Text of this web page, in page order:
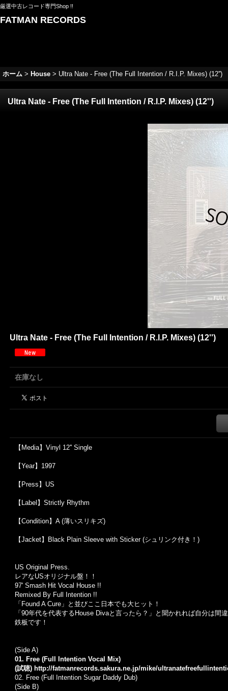
厳選中古レコード専門Shop !!
FATMAN RECORDS
ホーム > House > Ultra Nate - Free (The Full Intention / R.I.P. Mixes) (12'')
Ultra Nate - Free (The Full Intention / R.I.P. Mixes) (12'')
Ultra Nate - Free (The Full Intention / R.I.P. Mixes) (12'')
在庫なし
【Media】Vinyl 12'' Single
【Year】1997
【Press】US
【Label】Strictly Rhythm
【Condition】A (薄いスリキズ)
【Jacket】Black Plain Sleeve with Sticker (シュリンク付き！)
US Original Press.
レアなUSオリジナル盤！！
97' Smash Hit Vocal House !!
Remixed By Full Intention !!
「Found A Cure」と並びここ日本でも大ヒット！
「90年代を代表するHouse Divaと言ったら？」と聞かれれば自分は
鉄板です！
(Side A)
01. Free (Full Intention Vocal Mix)
(試聴) http://fatmanrecords.sakura.ne.jp/mike/
02. Free (Full Intention Sugar Daddy Dub)
(Side B)